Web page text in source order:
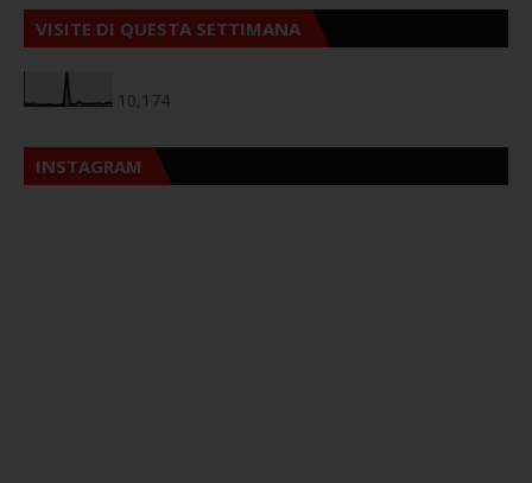
VISITE DI QUESTA SETTIMANA
10,174
INSTAGRAM